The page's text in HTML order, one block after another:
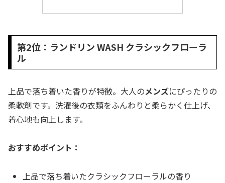
第2位：ランドリン WASH クラシックフローラ
ル
上品で落ち着いた香りが特徴。大人のメンズにぴったりの
柔軟剤です。洗濯後の衣類をふんわりと柔らかく仕上げ、
着心地も向上します。
おすすめポイント：
上品で落ち着いたクラシックフローラルの香り